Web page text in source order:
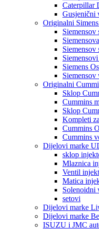
Caterpillar
Gusjenični
Originalni
Siemensov
Siemensov
Siemens
Siemensov
Originalni
Sklop
Cummins
Sklop
Kompleti
Cummins
Cummins
Dijelovi marke
sklop
Mlaznica
Ventil
Matica
Solenoidni
setovi
Dijelovi marke
Dijelovi marke
ISUZU i JMC